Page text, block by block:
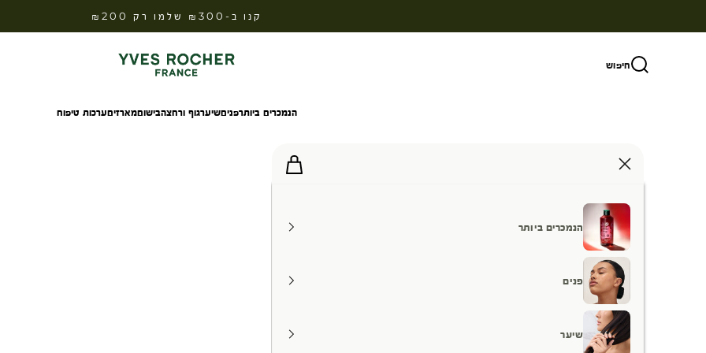
קנו ב-₪300 שלמו רק ₪200
חיפוש Yves Rocher Israel
הנמכרים ביותרפניםשיערגוף ורחצהבישוםמארזיםערכות טיפוח
הנמכרים ביותר
פנים
שיער